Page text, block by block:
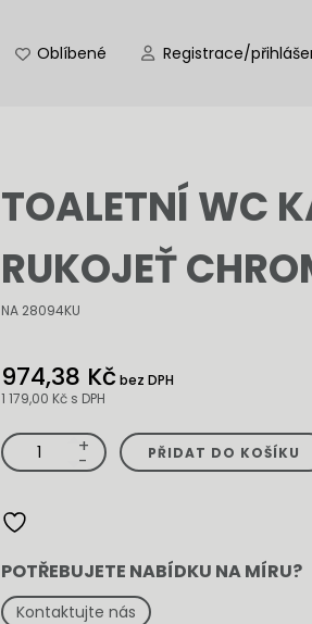
Oblíbené Registrace/
TOALETNÍ WC
RUKOJEŤ
NA 28094KU
974,38 Kčbez DPH
1 179,00 Kč s DPH
Toaletní
WC
kartáč,
množství
+
- PŘIDAT DO KOŠÍKU
POTŘEBUJETE NABÍDKU NA MÍRU?
Kontaktujte nás